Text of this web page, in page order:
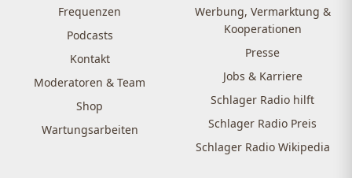
Frequenzen
Podcasts
Kontakt
Moderatoren & Team
Shop
Wartungsarbeiten
Werbung, Vermarktung &
Kooperationen
Presse
Jobs & Karriere
Schlager Radio hilft
Schlager Radio Preis
Schlager Radio Wikipedia